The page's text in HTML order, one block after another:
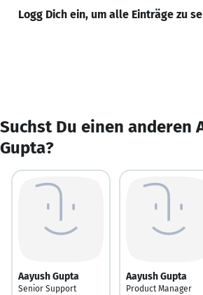
Logg Dich ein, um alle Einträge zu
Suchst Du einen anderen
Gupta?
Aayush Gupta
Senior Support
Aayush Gupta
Product Manager